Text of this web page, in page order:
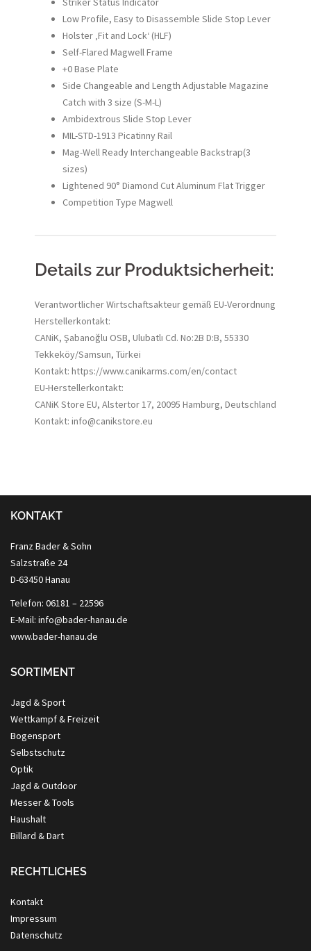
Low Profile, Easy to Disassemble Slide Stop Lever
Holster ‚Fit and Lock‘ (HLF)
Self-Flared Magwell Frame
+0 Base Plate
Side Changeable and Length Adjustable Magazine
Catch with 3 size (S-M-L)
Ambidextrous Slide Stop Lever
MIL-STD-1913 Picatinny Rail
Mag-Well Ready Interchangeable Backstrap(3
sizes)
Lightened 90° Diamond Cut Aluminum Flat Trigger
Competition Type Magwell
Details zur Produktsicherheit:
Verantwortlicher Wirtschaftsakteur gemäß EU-Verordnung
Herstellerkontakt:
CANiK, Şabanoğlu OSB, Ulubatlı Cd. No:2B D:B, 55330
Tekkeköy/Samsun, Türkei
Kontakt: https://www.canikarms.com/en/contact
EU-Herstellerkontakt:
CANiK Store EU, Alstertor 17, 20095 Hamburg, Deutschland
Kontakt: info@canikstore.eu
KONTAKT
Franz Bader & Sohn
Salzstraße 24
D-63450 Hanau
Telefon: 06181 – 22596
E-Mail: info@bader-hanau.de
www.bader-hanau.de
SORTIMENT
Jagd & Sport
Wettkampf & Freizeit
Bogensport
Selbstschutz
Optik
Jagd & Outdoor
Messer & Tools
Haushalt
Billard & Dart
RECHTLICHES
Kontakt
Impressum
Datenschutz